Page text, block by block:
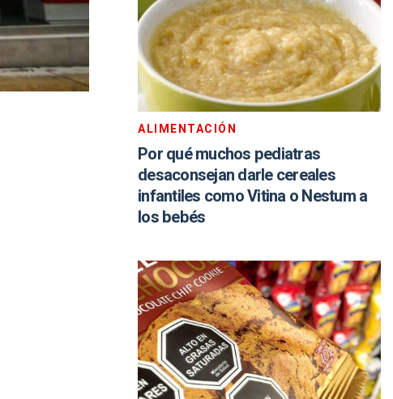
ALIMENTACIÓN
Por qué muchos pediatras
desaconsejan darle cereales
infantiles como Vitina o Nestum a
los bebés